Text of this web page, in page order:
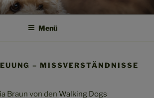
Anfang von Vertrauen ist
Menü
– MISSVERSTÄNDNISSE
Braun von den Walking Dogs